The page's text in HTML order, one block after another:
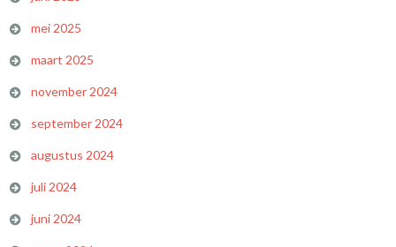
mei 2025
maart 2025
november 2024
september 2024
augustus 2024
juli 2024
juni 2024